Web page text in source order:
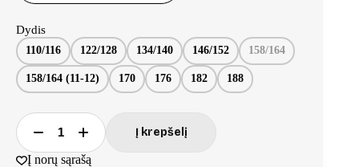
Dydis
110/116 122/128 134/140 146/152 158/164
158/164 (11-12) 170 176 182 188
Į krepšelį
Į norų sąrašą